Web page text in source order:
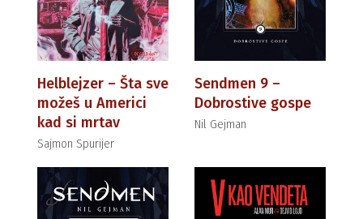
Helblejzer – Šta sve
možeš u Americi
kad si mrtav
Sajmon Spurijer
Sendmen 9 –
Dobrostive gospe
Nil Gejman